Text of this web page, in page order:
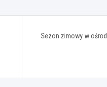
Sezon zimowy w